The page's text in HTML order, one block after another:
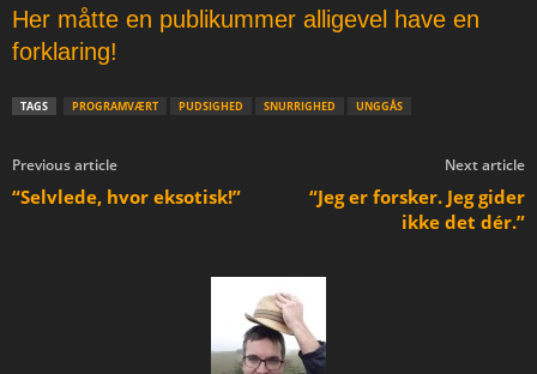
Her måtte en publikummer alligevel have en
forklaring!
TAGS PROGRAMVÆRT PUDSIGHED SNURRIGHED UNGGÅS
Previous article
“Selvlede, hvor eksotisk!”
Next article
“Jeg er forsker. Jeg gider
ikke det dér.”